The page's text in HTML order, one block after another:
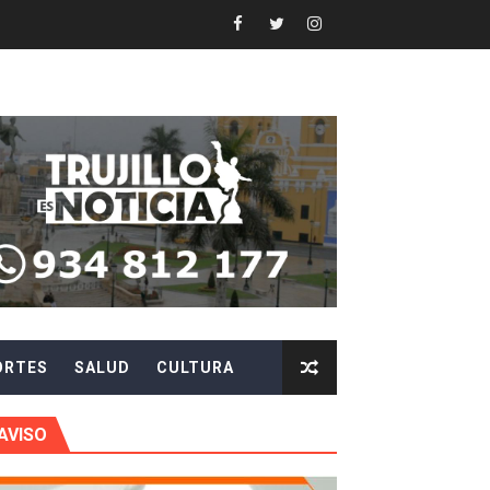
en beneficios para toda su familia
El Niño
EVITAR ROBOS Y ESTAFAS
CIUDADANÍA A REPORTARLOS
EN EL SORTEO DE HIDRANDINA
de S/180,000 en premios
en primer semestre de 2026
móvil en el primer semestre de 2026
SALUD CULTURA